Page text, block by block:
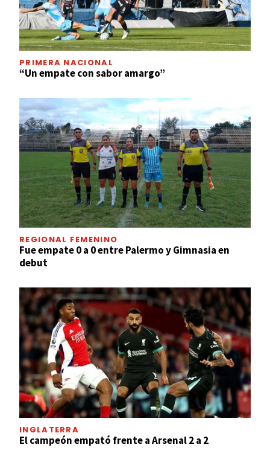
PRIMERA NACIONAL
“Un empate con sabor amargo”
REGIONAL FEMENINO
Fue empate 0 a 0 entre Palermo y Gimnasia en
debut
INGLATERRA
El campeón empató frente a Arsenal 2 a 2